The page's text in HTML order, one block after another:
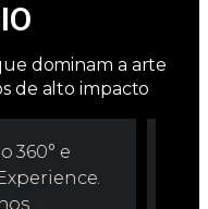
dominam a arte
de alto impacto
especialista
como o